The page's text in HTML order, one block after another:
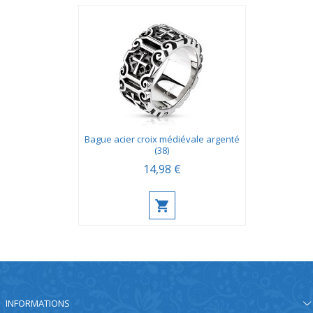
Bague acier croix médiévale argenté
(38)
14,98 €
INFORMATIONS